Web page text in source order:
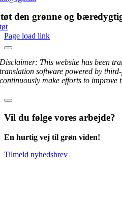
den grønne og
Page load link
Disclaimer: This website has been
translation software powered by
continuously make efforts to improve
Vil du følge vores arbejde?
En hurtig vej til grøn viden!
Tilmeld nyhedsbrev